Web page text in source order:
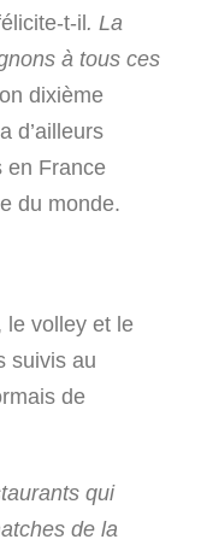
t-il. La
à tous ces
dixième
d’ailleurs
en France
du monde.
le volley et le
suivis au
de
qui
de la